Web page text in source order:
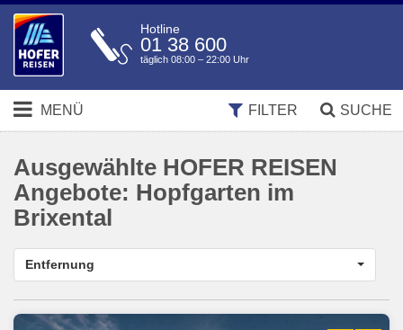
Hotline
01 38 600
täglich 08:00 – 22:00 Uhr
MENÜ SUCHE
FILTER
Ausgewählte HOFER REISEN
Angebote: Hopfgarten im
Brixental
Entfernung